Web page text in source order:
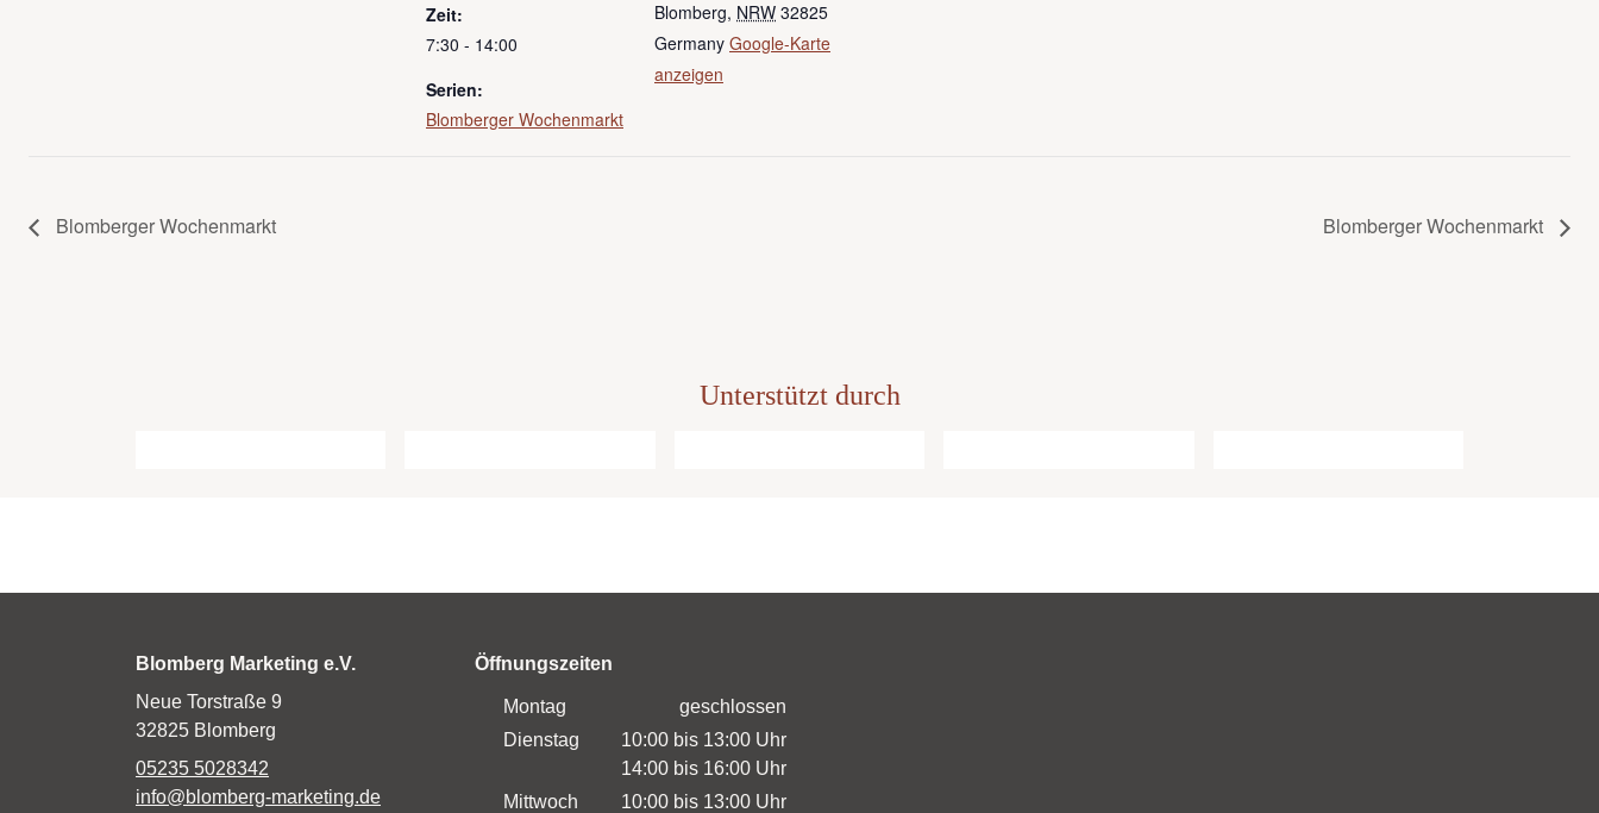
Zeit:
7:30 - 14:00
Serien:
Blomberger Wochenmarkt
Blomberg, NRW 32825
Germany Google-Karte
anzeigen
Blomberger Wochenmarkt Blomberger Wochenmarkt
Unterstützt durch
Blomberg Marketing e.V.
Neue Torstraße 9
32825 Blomberg
05235 5028342
info@blomberg-marketing.de
Öffnungszeiten
Montag
geschlossen
Dienstag
10:00 bis 13:00 Uhr
14:00 bis 16:00 Uhr
Mittwoch
10:00 bis 13:00 Uhr